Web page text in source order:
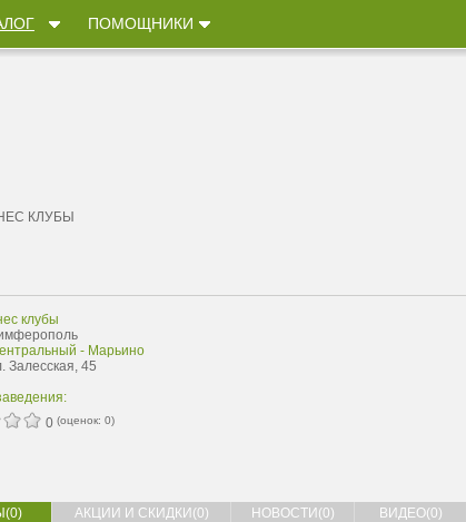
ПОМОЩНИКИ
КЛУБЫ
клубы
- Марьино
Залесская, 45
0 (оценок: 0)
АКЦИИ И СКИДКИ(0) НОВОСТИ(0) ВИДЕО(0)